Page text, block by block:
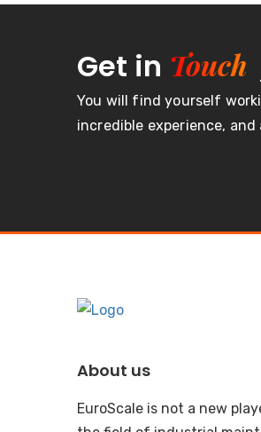
Get in Touch
You will find yourself
incredible experience,
About us
EuroScale is not a new